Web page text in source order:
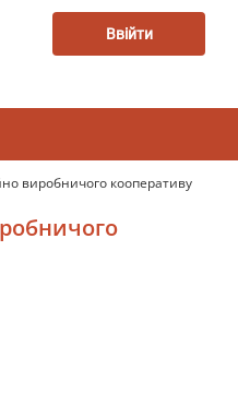
Ввійти
виробничого кооперативу